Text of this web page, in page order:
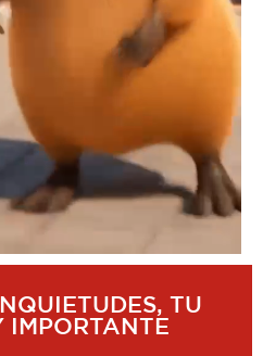
TU
IMPORTANTE